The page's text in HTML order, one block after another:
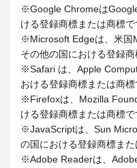
※Google Chromeは
ける登録商標または商標で
※Microsoft Edgeは、米国
その他の国における登録商
※Safari は、Apple
おける登録商標または商標
※Firefoxは、Mozilla
ける登録商標または商標で
※JavaScriptは、Sun
の国における登録商標また
※Adobe Readerは、